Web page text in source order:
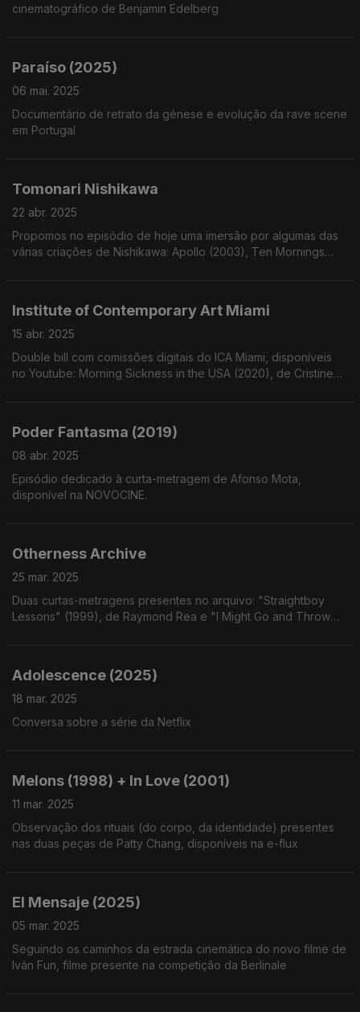
cinematográfico de Benjamin Edelberg
Paraíso (2025)
06 mai. 2025
Documentário de retrato da génese e evolução da rave scene
em Portugal
Tomonari Nishikawa
22 abr. 2025
Propomos no episódio de hoje uma imersão por algumas das
várias criações de Nishikawa: Apollo (2003), Ten Mornings
Institute of Contemporary Art Miami
15 abr. 2025
Double bill com comissões digitais do ICA Miami, disponíveis
no Youtube: Morning Sickness in the USA (2020), de Cristine
Poder Fantasma (2019)
08 abr. 2025
Episódio dedicado à curta-metragem de Afonso Mota,
disponível na NOVOCINE.
Otherness Archive
25 mar. 2025
Duas curtas-metragens presentes no arquivo: "Straightboy
Lessons" (1999), de Raymond Rea e "I Might Go and Throw
Adolescence (2025)
18 mar. 2025
Conversa sobre a série da Netflix
Melons (1998) + In Love (2001)
11 mar. 2025
Observação dos rituais (do corpo, da identidade) presentes
nas duas peças de Patty Chang, disponíveis na e-flux
El Mensaje (2025)
05 mar. 2025
Seguindo os caminhos da estrada cinemática do novo filme de
Iván Fun, filme presente na competição da Berlinale